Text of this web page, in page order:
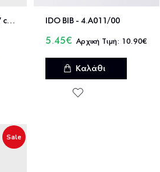
MAYORAL Αλλαξιερα 77 cm x 49 cm - 30-19473 IDO BIB - 4.A011/00
5.45€ 10.90€
Καλάθι
Sale